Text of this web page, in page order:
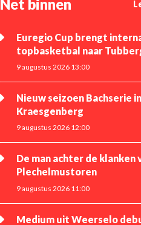
Net binnen
Euregio Cup brengt
topbasketbal naar
9 augustus 2026 13:00
Nieuw seizoen Bachserie
Kraesgenberg
9 augustus 2026 12:00
De man achter de klanken
Plechelmustoren
9 augustus 2026 11:00
Medium uit Weerselo